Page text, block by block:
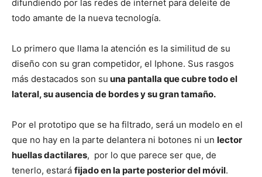
difundiendo por las redes de internet para deleite de
todo amante de la nueva tecnología.
Lo primero que llama la atención es la similitud de su
diseño con su gran competidor, el Iphone. Sus rasgos
más destacados son su una pantalla que cubre todo el
lateral, su ausencia de bordes y su gran tamaño.
Por el prototipo que se ha filtrado, será un modelo en el
que no hay en la parte delantera ni botones ni un lector
huellas dactilares, por lo que parece ser que, de
tenerlo, estará fijado en la parte posterior del móvil.